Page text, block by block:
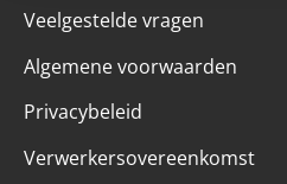
Veelgestelde vragen
Algemene voorwaarden
Privacybeleid
Verwerkersovereenkomst